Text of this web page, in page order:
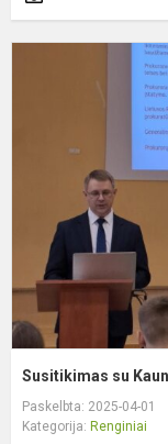
Susitikimas su
Paskelbta: 2025-04-01
Kategorija: Renginiai